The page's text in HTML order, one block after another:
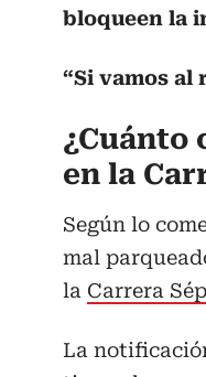
bloqueen la
“Si vamos al
¿Cuánto
en la
Según lo
mal
la Carrera
La